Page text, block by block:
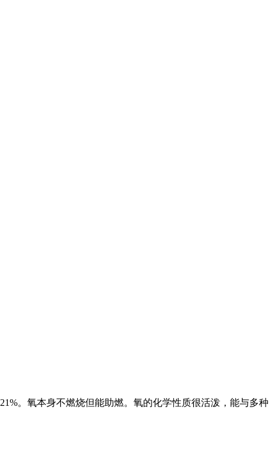
21%。氧本身不燃烧但能助燃。氧的化学性质很活泼，能与多种